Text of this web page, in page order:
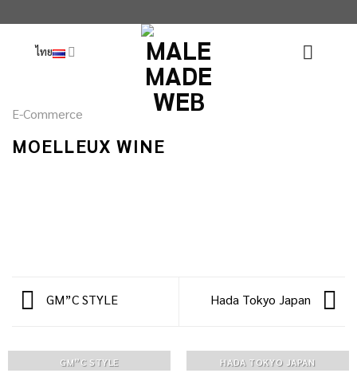
ไทย
E-Commerce
MOELLEUX WINE
GM”C STYLE Hada Tokyo Japan
GM”C STYLE HADA TOKYO JAPAN